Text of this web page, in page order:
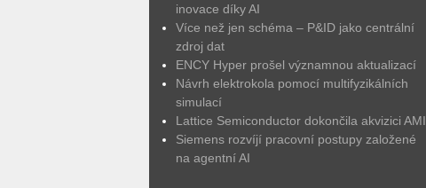
inovace díky AI
Více než jen schéma – P&ID jako centrální
zdroj dat
ENCY Hyper prošel významnou aktualizací
Návrh elektrokola pomocí multifyzikálních
simulací
Lattice Semiconductor dokončila akvizici AMI
Siemens rozvíjí pracovní postupy založené
na agentní AI